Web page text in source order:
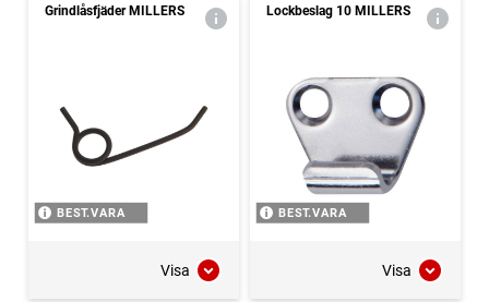
Grindlåsfjäder MILLERS
BEST.VARA
Visa
Lockbeslag 10 MILLERS
BEST.VARA
Visa